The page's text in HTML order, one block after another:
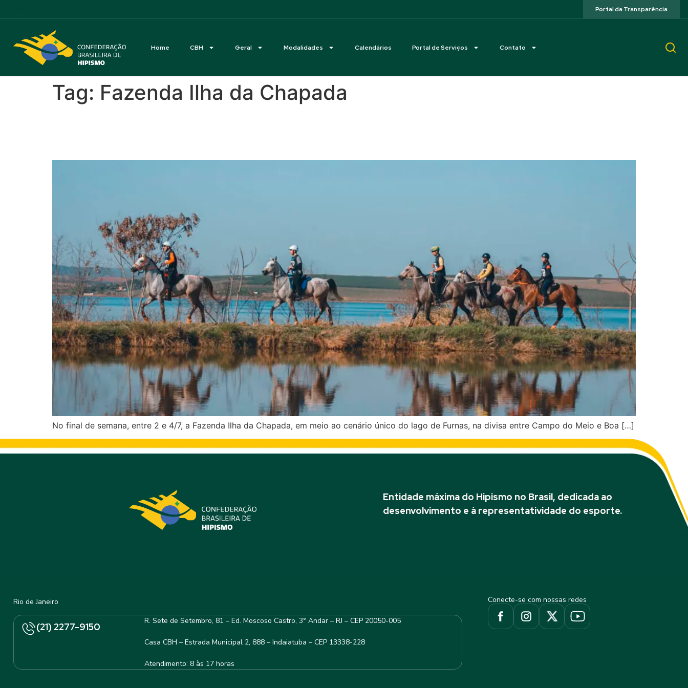
Portal da Transparência
Home CBH Geral Modalidades Calendários Portal de Serviços Contato
Tag: Fazenda Ilha da Chapada
No final de semana, entre 2 e 4/7, a Fazenda Ilha da Chapada, em meio ao cenário único do lago de Furnas, na divisa entre Campo do Meio e Boa […]
Entidade máxima do Hipismo no Brasil, dedicada ao
desenvolvimento e à representatividade do esporte.
Rio de Janeiro
(21) 2277-9150
R. Sete de Setembro, 81 – Ed. Moscoso Castro, 3° Andar – RJ – CEP 20050-005
Casa CBH – Estrada Municipal 2, 888 – Indaiatuba – CEP 13338-228
Atendimento: 8 às 17 horas
Conecte-se com nossas redes